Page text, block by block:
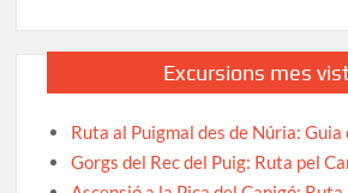
Excursions mes
Ruta al Puigmal des de Núria: Guia
Gorgs del Rec del Puig: Ruta pel